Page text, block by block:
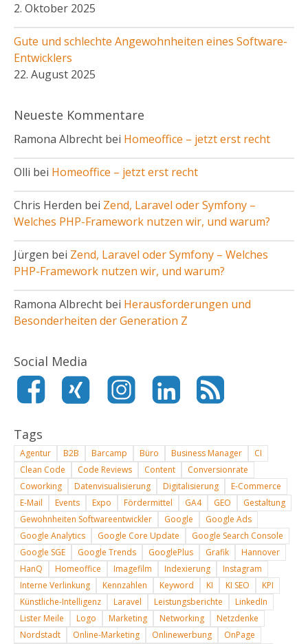
2. Oktober 2025
Gute und schlechte Angewohnheiten eines Software-
Entwicklers
22. August 2025
Neueste Kommentare
Ramona Albrecht bei Homeoffice – jetzt erst recht
Olli bei Homeoffice – jetzt erst recht
Chris Herden bei Zend, Laravel oder Symfony –
Welches PHP-Framework nutzen wir, und warum?
Jürgen bei Zend, Laravel oder Symfony – Welches
PHP-Framework nutzen wir, und warum?
Ramona Albrecht bei Herausforderungen und
Besonderheiten der Generation Z
Social Media
Tags
Agentur B2B Barcamp Büro Business Manager
CI
Clean Code
Code Reviews Content
Conversionrate
Coworking
Datenvisualisierung Digitalisierung
E-Commerce
E-Mail
Events Expo Fördermittel GA4 GEO
Gestaltung
Gewohnheiten Softwareentwickler
Google
Google Ads
Google Analytics
Google Core Update
Google Search Console
Google SGE
Google Trends GooglePlus Grafik
Hannover
HanQ
Homeoffice Imagefilm Indexierung
Instagram
Interne Verlinkung
Kennzahlen Keyword KI KI SEO
KPI
Künstliche-Intelligenz
Laravel Leistungsberichte
LinkedIn
Lister Meile
Logo Marketing Networking
Netzdenke
Nordstadt
Online-Marketing Onlinewerbung
OnPage